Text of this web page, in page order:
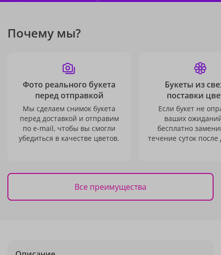
Почему мы?
Фото реального букета
перед отправкой
Мы сделаем снимок букета
перед доставкой и отправим
по e-mail, чтобы вы смогли
убедиться в качестве цветов.
Букеты из
поставки
Если букет не
ваших
бесплатно
течение суток после
Все преимущества